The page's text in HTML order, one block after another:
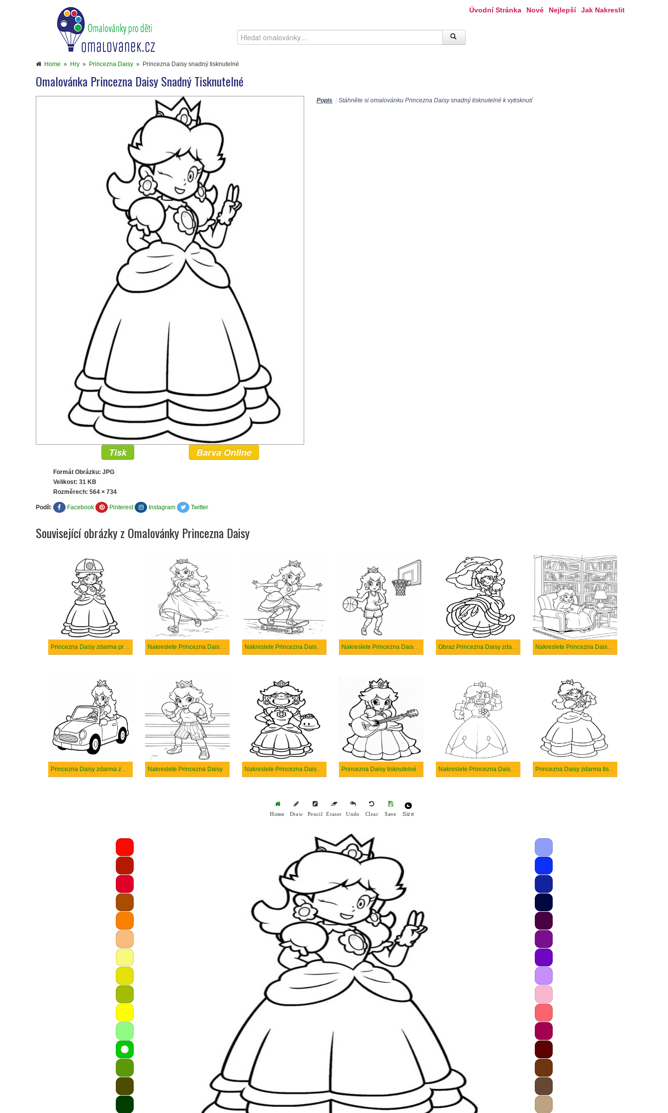
Úvodní Stránka Nové Nejlepší Jak Nakreslit
Home » Hry » Princezna Daisy » Princezna Daisy snadný tisknutelné
Omalovánka Princezna Daisy Snadný Tisknutelné
Popis : Stáhněte si omalovánku Princezna Daisy snadný tisknutelné k vytisknutí
Tisk Barva Online
Formát Obrázku: JPG
Velikost: 31 KB
Rozměrech: 564 × 734
Podíl: Facebook Pinterest Instagram Twitter
Související obrázky z Omalovánky Princezna Daisy
Princezna Daisy zdarma prostý tisknutelné Nakreslete Princezna Daisy snadný tisknutelné Nakreslete Princezna Daisy k vytisknutí Nakreslete Princezna Daisy prostý tisknutelné Obraz Princezna Daisy zdarma tisknutelné Nakreslete Princezna Daisy zdarma pro děti
Princezna Daisy zdarma základní tisknutelné Nakreslete Princezna Daisy Nakreslete Princezna Daisy zdarma prostý Princezna Daisy tisknutelné Nakreslete Princezna Daisy prostý Princezna Daisy zdarma tisknutelné pro děti
Home Draw Pencil Eraser Undo Clear Save Size